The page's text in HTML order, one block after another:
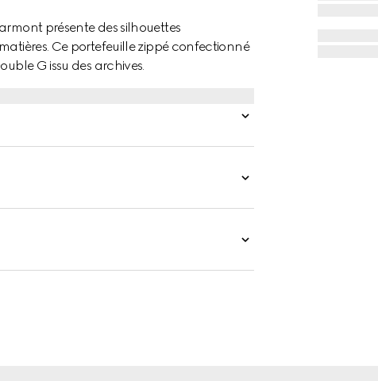
présente des silhouettes
Ce portefeuille zippé confectionné
G issu des archives.